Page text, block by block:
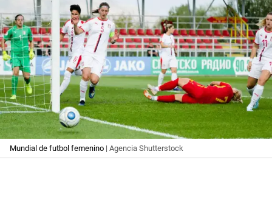
Mundial de futbol femenino | Agencia Shutterstock